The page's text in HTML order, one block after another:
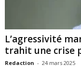
L’agressivité
trahit une crise
Redaction - 24 mars 2025